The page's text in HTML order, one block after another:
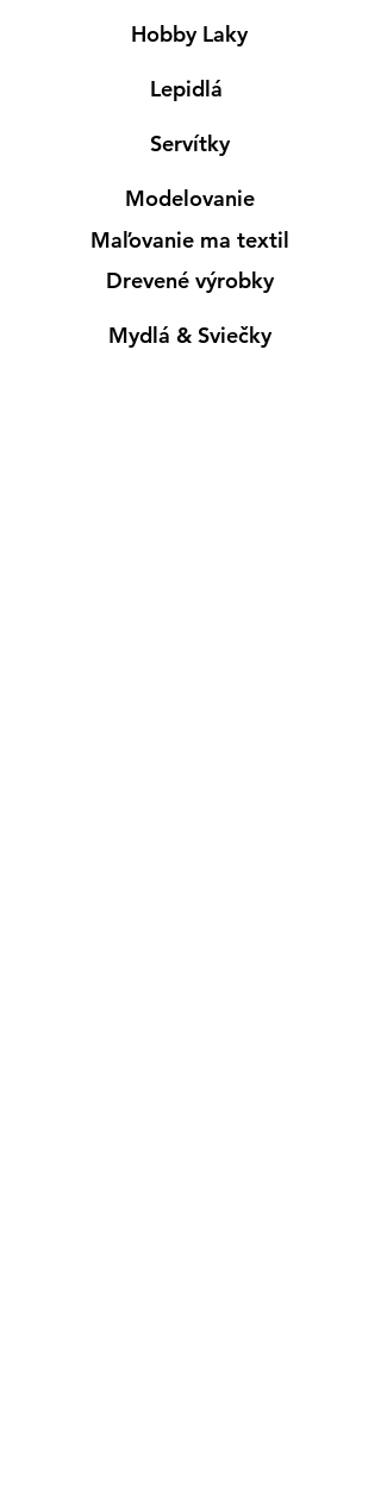
Hobby Laky
Lepidlá
Servítky
Modelovanie
Maľovanie ma textil
Drevené výrobky
Mydlá & Sviečky